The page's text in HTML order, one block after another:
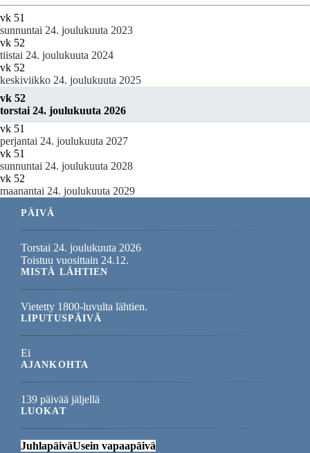
vk 51
sunnuntai 24. joulukuuta 2023
vk 52
tiistai 24. joulukuuta 2024
vk 52
keskiviikko 24. joulukuuta 2025
vk 52
torstai 24. joulukuuta 2026
vk 51
perjantai 24. joulukuuta 2027
vk 51
sunnuntai 24. joulukuuta 2028
vk 52
maanantai 24. joulukuuta 2029
PÄIVÄ
Torstai 24. joulukuuta 2026
Toistuu vuosittain 24.12.
MISTÄ LÄHTIEN
Vietetty 1800-luvulta lähtien.
LIPUTUSPÄIVÄ
Ei
AJANKOHTA
139 päivää jäljellä
LUOKAT
JuhlapäiväUsein vapaapäivä